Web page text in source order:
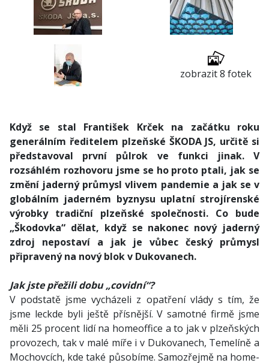
zobrazit 8 fotek
Když se stal František Krček na začátku roku
generálním ředitelem plzeňské ŠKODA JS, určitě si
představoval první půlrok ve funkci jinak. V
rozsáhlém rozhovoru jsme se ho proto ptali, jak se
změní jaderný průmysl vlivem pandemie a jak se v
globálním jaderném byznysu uplatní strojírenské
výrobky tradiční plzeňské společnosti. Co bude
„Škodovka“ dělat, když se nakonec nový jaderný
zdroj nepostaví a jak je vůbec český průmysl
připravený na nový blok v Dukovanech.
Jak jste přežili dobu „covidní“?
V podstatě jsme vycházeli z opatření vlády s tím, že
jsme leckde byli ještě přísnější. V samotné firmě jsme
měli 25 procent lidí na homeoffice a to jak v plzeňských
provozech, tak v malé míře i v Dukovanech, Temelíně a
Mochovcích, kde také působíme. Samozřejmě na home-